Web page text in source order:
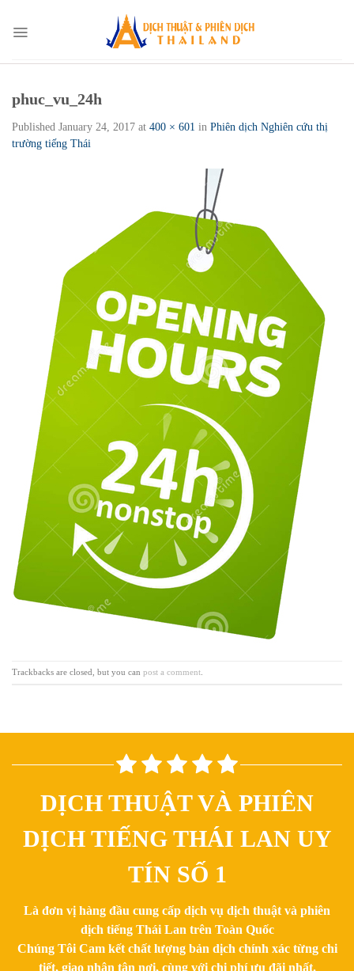
content
phuc_vu_24h
Published January 24, 2017 at 400 × 601 in Phiên dịch Nghiên cứu thị
trường tiếng Thái
Trackbacks are closed, but you can post a comment
DỊCH THUẬT VÀ PHIÊN
DỊCH TIẾNG THÁI LAN UY
TÍN SỐ 1
Là đơn vị hàng đầu cung cấp dịch vụ dịch thuật và phiên
dịch tiếng Thái Lan trên Toàn Quốc
Chúng Tôi Cam kết chất lượng bản dịch chính xác từng chi
tiết, giao nhận tận nơi, cùng với chi phí ưu đãi nhất.